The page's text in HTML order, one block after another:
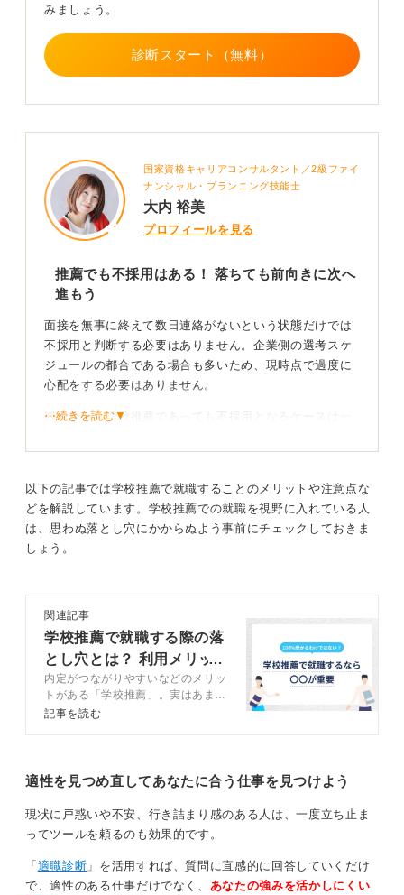
ってきたことや志望動機といったことをストーリーとし
てちゃんと話せるかどうかをチェックすることが、次の
みましょう。
診断スタート（無料）
国家資格キャリアコンサルタント／2級ファイ
ナンシャル・プランニング技能士
大内 裕美
プロフィールを見る
推薦でも不採用はある！ 落ちても前向きに次へ
進もう
面接を無事に終えて数日連絡がないという状態だけでは
不採用と判断する必要はありません。企業側の選考スケ
ジュールの都合である場合も多いため、現時点で過度に
心配をする必要はありません。
残念ながら学校推薦であっても不採用となるケースは一
すが、推薦なら内定がほぼ確定というわけでもありませ
ん。
学校推薦で不採用となる可能性がある理由としては、求
める人物像やスキルとのミスマッチ、面接での評価が基
企業側も学校推薦とはいえ、慎重に判断していることを
理解しましょう。
不採用でも落ち込まないで！ 気持ちを切り替えよう
連絡はあります。
大学を通じて通知される場合、学生側への連絡が数日遅
れるケースもあるようです。
もし万が一不採用となってしまった場合でも、その後の
就職活動に不利になることや、推薦を出した大学側が問
⋯続きを読む▼
以下の記事では学校推薦で就職することのメリットや注意点な
どを解説しています。学校推薦での就職を視野に入れている人
は、思わぬ落とし穴にかからぬよう事前にチェックしておきま
しょう。
関連記事
学校推薦で就職する際の落
とし穴とは？ 利用メリッ
トや注意点を解説
内定がつながりやすいなどのメリッ
トがある「学校推薦」。実はあまり
知られていない落とし穴もあるので
す。
記事を読む
適性を見つめ直してあなたに合う仕事を見つけよう
現状に戸惑いや不安、行き詰まり感のある人は、一度立ち止ま
ってツールを頼るのも効果的です。
「 適職診断 」を活用すれば、質問に直感的に回答していくだけ
で、適性のある仕事だけでなく、 あなたの強みを活かしにくい